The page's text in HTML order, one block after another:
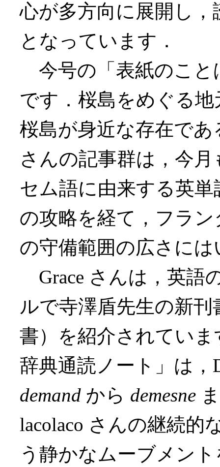
心が多方向に展開し
となっています．
今号の「表紙のこと
です．桜島をめぐる
桜島が身近な存在で
さんの記事群は，今
セム語に由来する英
の攻略を経て，フラ
の守備範囲の広さに
Grace さんは，英語
ルで寺澤盾先生の新
書）を紹介されていま
辞典通読ノート」は
demand から demesne
lacolaco さんの継続的
う静かなムーブメン